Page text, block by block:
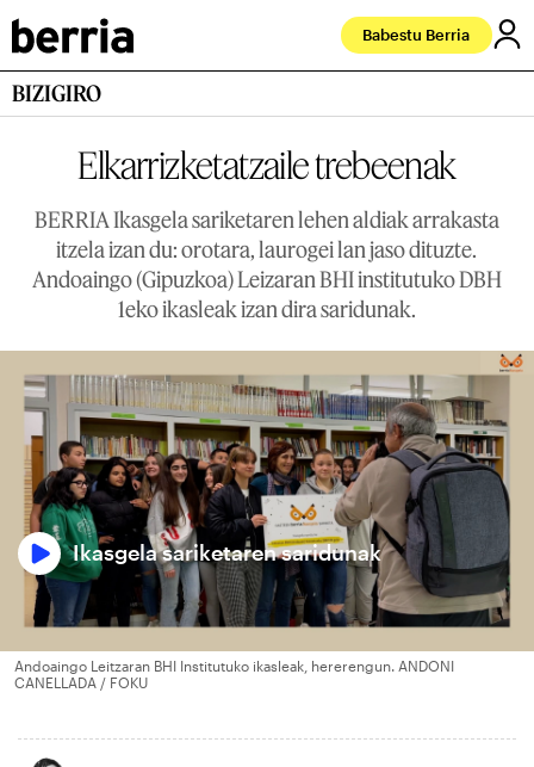
Babestu Berria
BIZIGIRO
Elkarrizketatzaile trebeenak
BERRIA Ikasgela sariketaren lehen aldiak arrakasta
itzela izan du: orotara, laurogei lan jaso dituzte.
Andoaingo (Gipuzkoa) Leizaran BHI institutuko DBH
1eko ikasleak izan dira saridunak.
Ikasgela sariketaren saridunak
Andoaingo Leitzaran BHI Institutuko ikasleak, hererengun. ANDONI
CANELLADA / FOKU